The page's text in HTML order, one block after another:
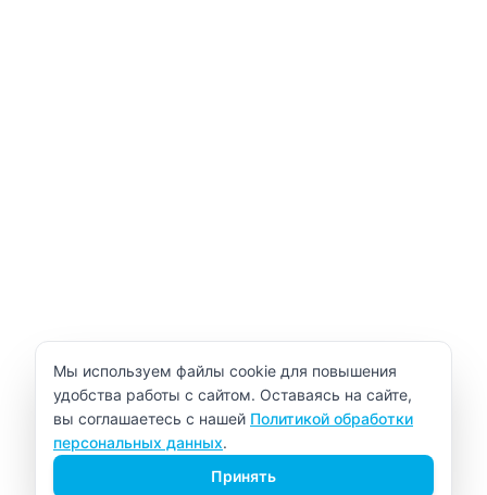
Уведомление об использовании cookie
Мы используем файлы cookie для повышения
удобства работы с сайтом. Оставаясь на сайте,
вы соглашаетесь с нашей Политикой обработки
персональных данных.
Принять